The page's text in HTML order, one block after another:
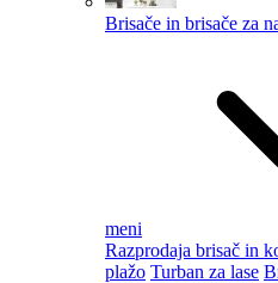
Brisače in brisače za
meni
Razprodaja brisač in
plažo Turban za lase